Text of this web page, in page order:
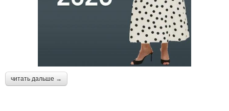
читать дальше →